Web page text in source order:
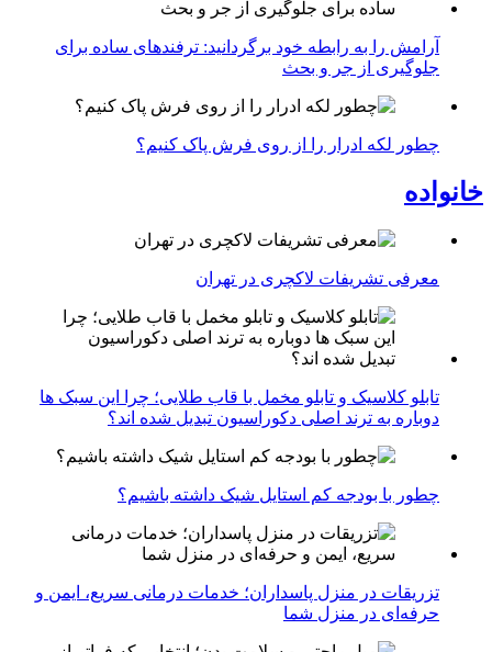
آرامش را به رابطه خود برگردانید: ترفندهای ساده برای
جلوگیری از جر و بحث
چطور لکه ادرار را از روی فرش پاک کنیم؟
خانواده
معرفی تشریفات لاکچری در تهران
تابلو کلاسیک و تابلو مخمل با قاب طلایی؛ چرا این سبک ها
دوباره به ترند اصلی دکوراسیون تبدیل شده اند؟
چطور با بودجه کم استایل شیک داشته باشیم؟
تزریقات در منزل پاسداران؛ خدمات درمانی سریع، ایمن و
حرفه‌ای در منزل شما